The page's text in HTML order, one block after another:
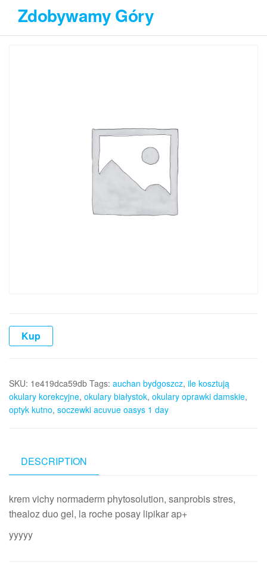
Przejdź
treści
Zdobywamy Góry
Kup
SKU: 1e419dca59db Tags: auchan bydgoszcz, ile kosztują
okulary korekcyjne, okulary białystok, okulary oprawki damskie,
optyk kutno, soczewki acuvue oasys 1 day
DESCRIPTION
krem vichy normaderm phytosolution, sanprobis stres,
thealoz duo gel, la roche posay lipikar ap+
yyyyy